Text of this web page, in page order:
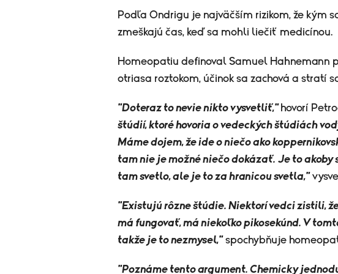
Podľa Ondrigu je najväčším rizikom, že kým
zmeškajú čas, keď sa mohli liečiť medicínou.
Homeopatiu definoval Samuel Hahnemann
otriasa roztokom, účinok sa zachová a stratí
"Doteraz to nevie nikto vysvetliť," hovorí
štúdií, ktoré hovoria o vedeckých štúdiách
Máme dojem, že ide o niečo ako
tam nie je možné niečo dokázať. Je to akoby
tam svetlo, ale je to za hranicou svetla,"
"Existujú rôzne štúdie. Niektorí vedci zistili,
má fungovať, má niekoľko pikosekúnd. V
takže je to nezmysel,"spochybňuje
"Poznáme tento argument. Chemicky